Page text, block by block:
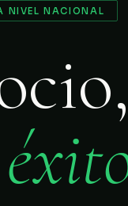
NIVEL NACIONAL